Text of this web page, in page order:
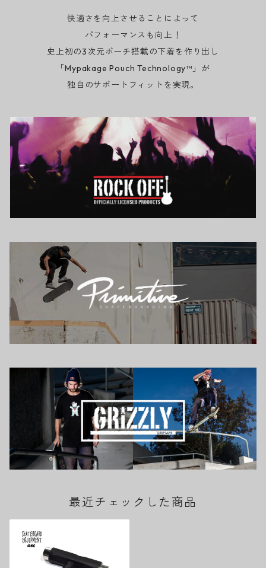
快適さを向上させることによって
パフォーマンスも向上！
史上初の3次元ポーチ搭載の下着を作り出し
「Mypakage Pouch Technology™」が
独自のサポートフィットを実現。
最近チェックした商品